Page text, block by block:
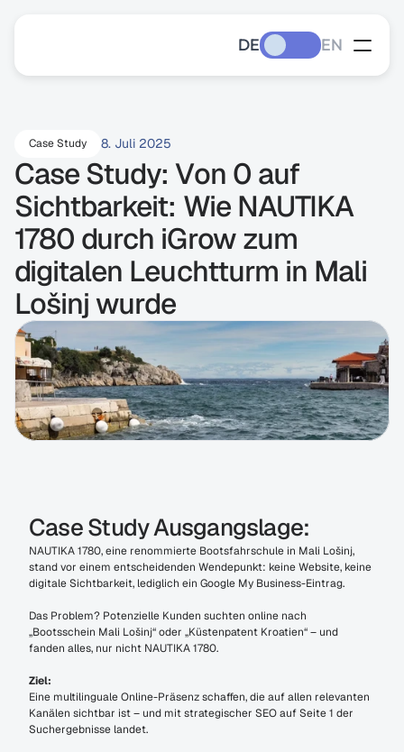
DE EN
Case Study 8. Juli 2025
Case Study: Von 0 auf
Sichtbarkeit: Wie NAUTIKA
1780 durch iGrow zum
digitalen Leuchtturm in Mali
Lošinj wurde
Case Study Ausgangslage:
NAUTIKA 1780, eine renommierte Bootsfahrschule in Mali Lošinj,
stand vor einem entscheidenden Wendepunkt: keine Website, keine
digitale Sichtbarkeit, lediglich ein Google My Business-Eintrag.
Das Problem? Potenzielle Kunden suchten online nach
„Bootsschein Mali Lošinj“ oder „Küstenpatent Kroatien“ – und
fanden alles, nur nicht NAUTIKA 1780.
Ziel:
Eine multilinguale Online-Präsenz schaffen, die auf allen relevanten
Kanälen sichtbar ist – und mit strategischer SEO auf Seite 1 der
Suchergebnisse landet.